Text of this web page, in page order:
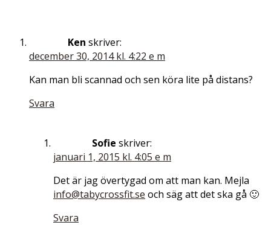
Ken skriver:
december 30, 2014 kl. 4:22 e m
Kan man bli scannad och sen köra lite på distans?
Svara
Sofie skriver:
januari 1, 2015 kl. 4:05 e m
Det är jag övertygad om att man kan. Mejla
info@tabycrossfit.se och säg att det ska gå 🙂
Svara